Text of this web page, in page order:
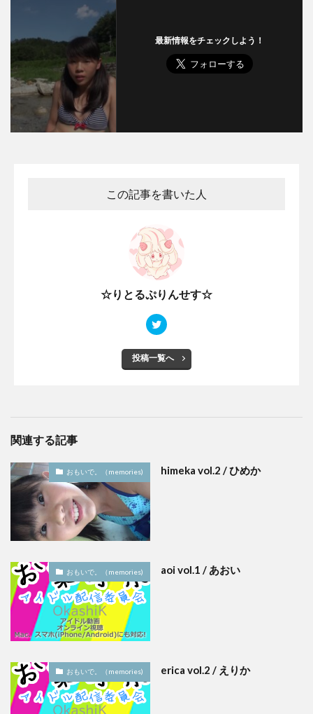
最新情報をチェックしよう！
この記事を書いた人
☆りとるぷりんせす☆
投稿一覧へ
関連する記事
おもいで。（memories) himeka vol.2 / ひめか
おもいで。（memories) aoi vol.1 / あおい
おもいで。（memories) erica vol.2 / えりか